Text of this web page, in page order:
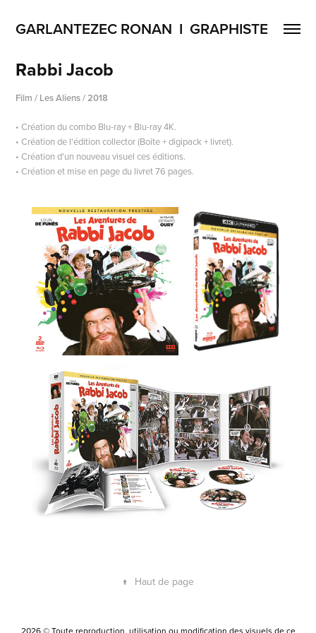
GARLANTEZEC RONAN  I  GRAPHISTE
Rabbi Jacob
Film / Les Aliens / 2018
• Création du combo Blu-ray + Blu-ray 4K.
• Création de l'édition collector (Boite + digipack + livret).
• Création d'un nouveau visuel ces éditions.
• Création et mise en page du livret 76 pages.
↑ Haut de page
2026 © Toute reproduction, utilisation ou modification des visuels de ce